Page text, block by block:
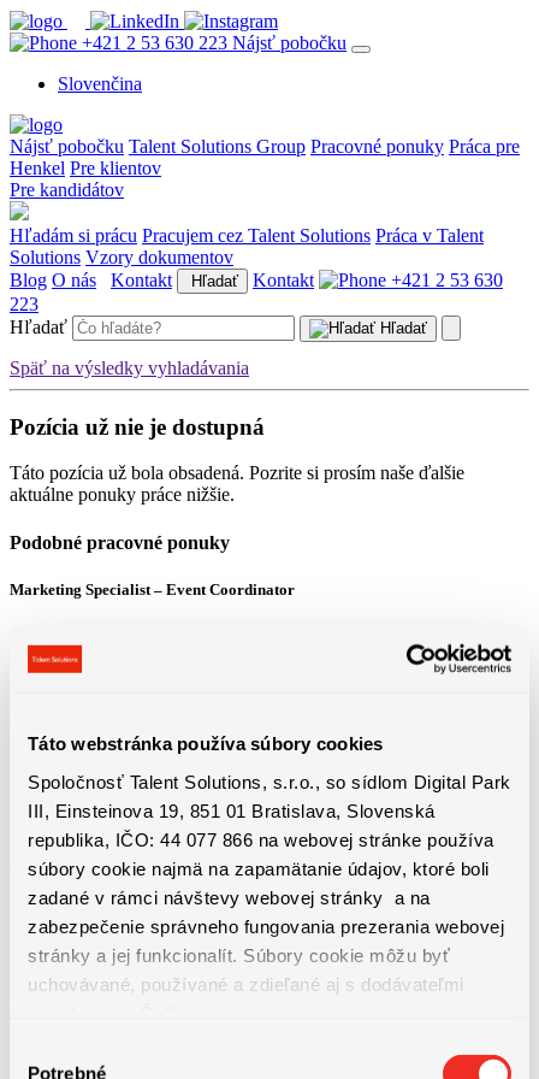
Táto webstránka používa súbory cookies
Spoločnosť Talent Solutions, s.r.o., so sídlom Digital Park
III, Einsteinova 19, 851 01 Bratislava, Slovenská
republika, IČO: 44 077 866 na webovej stránke používa
súbory cookie najmä na zapamätanie údajov, ktoré boli
zadané v rámci návštevy webovej stránky a na
zabezpečenie správneho fungovania prezerania webovej
stránky a jej funkcionalít. Súbory cookie môžu byť
uchovávané, používané a zdieľané aj s dodávateľmi
osobných údajov
Potrebné
+421 2 53 630 223 Nájsť pobočku
Slovenčina
Nájsť pobočku Talent Solutions Group Pracovné ponuky Práca pre
Henkel Pre klientov
Pre kandidátov
Hľadám si prácu Pracujem cez Talent Solutions Práca v Talent
Solutions Vzory dokumentov
Blog O nás Kontakt Hľadať Kontakt
+421 2 53 630
223
Hľadať
Hľadať
Späť na výsledky vyhladávania
Pozícia už nie je dostupná
Táto pozícia už bola obsadená. Pozrite si prosím naše ďalšie
aktuálne ponuky práce nižšie.
Podobné pracovné ponuky
Marketing Specialist – Event Coordinator
1700 - 2200 €
Senior Buyer | Strategický sourcing a dodávatelia v automotive
Bratislavský kraj
1800 - 3000 € Finálna mzda bude dohodnutá indiv...
Detail pracovnej ponuky
Máte mzdy pod kontrolou? Hľadáme posilu! Obsadzujeme pozíciu: mzdový
účtovník / mzdová účtovníčka
Bánovce nad Bebravou
1400 - 1400 € Finálna mzda závisí od skúsenosti...